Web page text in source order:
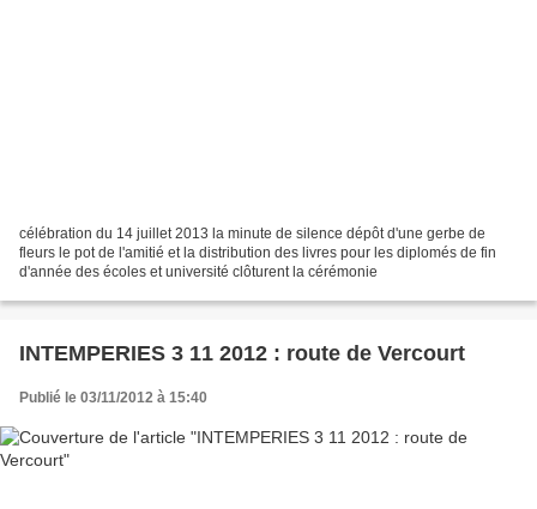
célébration du 14 juillet 2013 la minute de silence dépôt d'une gerbe de
fleurs le pot de l'amitié et la distribution des livres pour les diplomés de fin
d'année des écoles et université clôturent la cérémonie
INTEMPERIES 3 11 2012 : route de Vercourt
Publié le 03/11/2012 à 15:40